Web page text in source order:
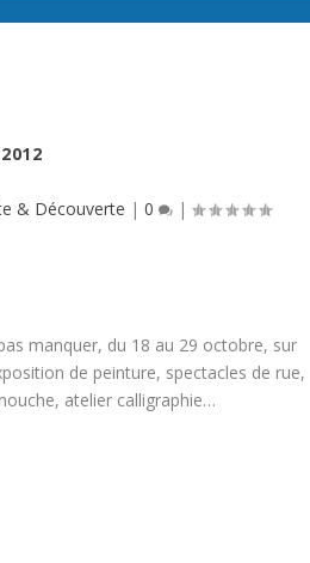
& Découverte |0 |
manquer, du 18 au 29 octobre, sur
de peinture, spectacles de rue,
atelier calligraphie…